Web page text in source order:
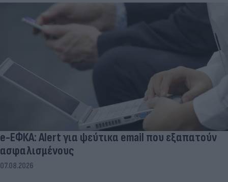
e-ΕΦΚΑ: Alert για ψεύτικα email που εξαπατούν
ασφαλισμένους
07.08.2026